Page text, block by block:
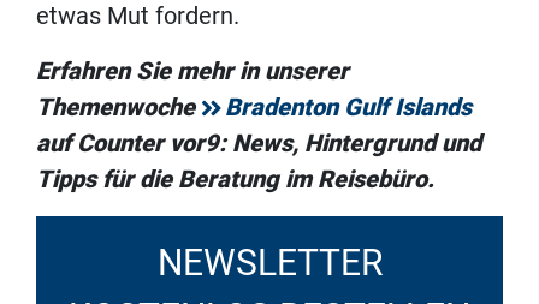
etwas Mut fordern.
Erfahren Sie mehr in unserer
Themenwoche
Bradenton Gulf Islands
auf Counter vor9: News, Hintergrund und
Tipps für die Beratung im Reisebüro.
NEWSLETTER